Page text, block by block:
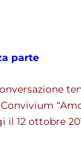
parte
il 12 ottobre